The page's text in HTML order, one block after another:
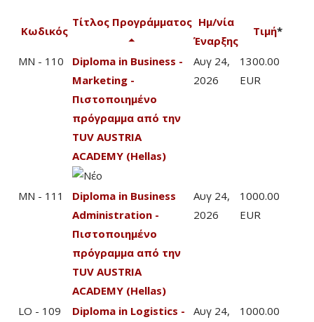
Κωδικός
Τίτλος Προγράμματος Ημ/νία
Έναρξης
Τιμή*
MN - 110
Diploma in Business -
Marketing -
Πιστοποιημένο
πρόγραμμα από την
TUV AUSTRIA
ACADEMY (Hellas)
Αυγ 24,
2026
1300.00
EUR
MN - 111
Diploma in Business
Administration -
Πιστοποιημένο
πρόγραμμα από την
TUV AUSTRIA
ACADEMY (Hellas)
Αυγ 24,
2026
1000.00
EUR
LO - 109
Diploma in Logistics -
Αυγ 24,
1000.00